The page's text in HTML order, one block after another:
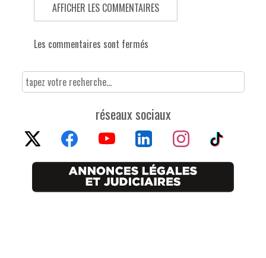
AFFICHER LES COMMENTAIRES
Les commentaires sont fermés
réseaux sociaux